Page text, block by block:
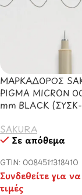
ΜΑΡΚΑΔΟΡΟΣ
PIGMA MICRON
mm BLACK
SAKURA
Σε απόθεμα
GTIN: 0084511318410
Συνδεθείτε για να
τιμές